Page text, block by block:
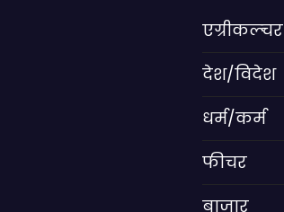
एग्रीकल्चर
देश/विदेश
धर्म/कर्म
फीचर
बाजार